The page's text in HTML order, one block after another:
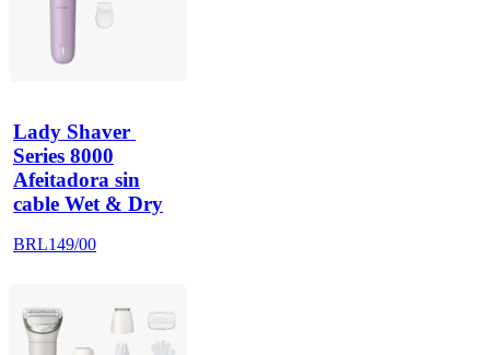
Lady Shaver
Series 8000
Afeitadora sin
cable Wet & Dry
BRL149/00